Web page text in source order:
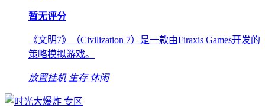
暂无评分
《文明7》（Civilization 7）是一款由Firaxis Games开发的
策略模拟游戏。
放置挂机 生存 休闲
专区